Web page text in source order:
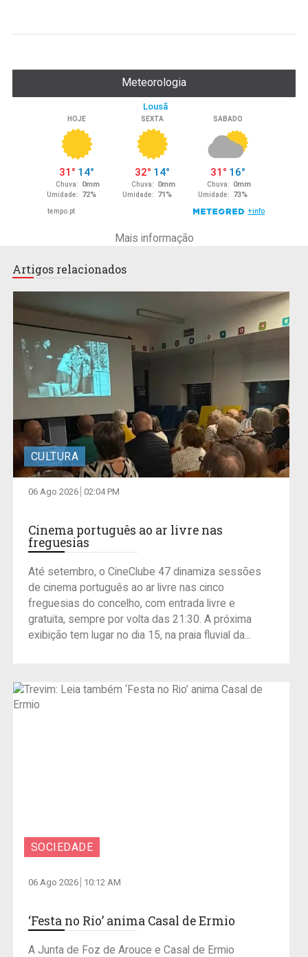
Meteorologia
Mais informação
Artigos relacionados
CULTURA
06 Ago 2026 02:04 PM
Cinema português ao ar livre nas
freguesias
Até setembro, o CineClube 47 dinamiza sessões
de cinema português ao ar livre nas cinco
freguesias do concelho, com entrada livre e
gratuita, sempre por volta das 21:30. A próxima
exibição tem lugar no dia 15, na praia fluvial da...
SOCIEDADE
06 Ago 2026 10:12 AM
‘Festa no Rio’ anima Casal de Ermio
A Junta de Foz de Arouce e Casal de Ermio